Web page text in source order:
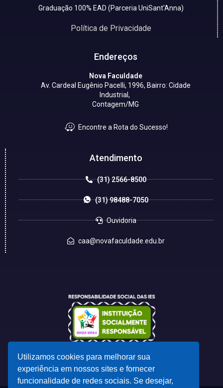
Graduação 100% EAD (Parceria UniSant'Anna)
Política de Privacidade
Endereços
Nova Faculdade
Av. Cardeal Eugênio Pacelli, 1996, Bairro: Cidade
Industrial,
Contagem/MG
Encontre a Rota do Sucesso!
Atendimento
(31) 2566-8500
(31) 98488-7050
Ouvidoria
caa@novafaculdade.edu.br
Utilizamos cookies para melhorar sua
experiência em nossos sites e fornecer
funcionalidade de redes sociais. Se desejar,